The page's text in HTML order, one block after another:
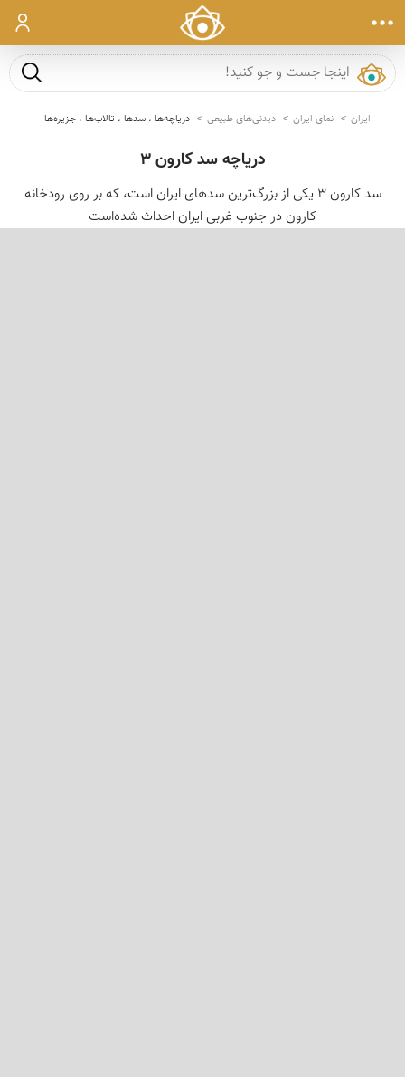
ورود
جست و
ایران نمای ایران دیدنی‌های طبیعی دریاچه‌ها ، سدها ، تالاب‌ها ، جزیره‌ها
دریاچه سد کارون 3
سد کارون ۳ یکی از بزرگ‌ترین سدهای ایران است، که بر روی رودخانه
کارون در جنوب غربی ایران احداث شده‌است